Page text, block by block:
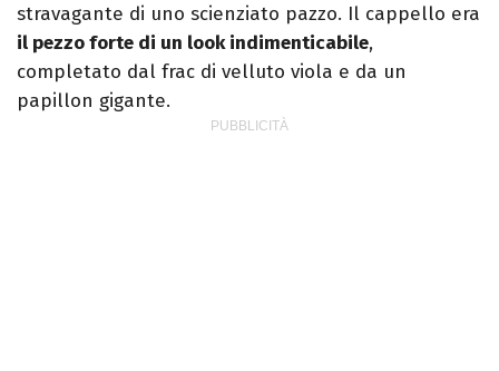
stravagante di uno scienziato pazzo. Il cappello era
il pezzo forte di un look indimenticabile,
completato dal frac di velluto viola e da un
papillon gigante.